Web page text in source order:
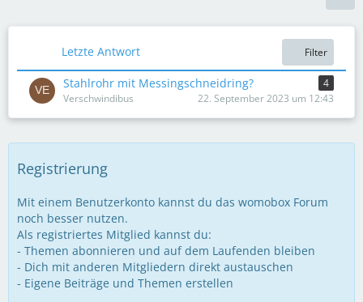
Letzte Antwort Filter
Stahlrohr mit Messingschneidring?
4
Verschwindibus
22. September 2023 um 12:43
Registrierung
Mit einem Benutzerkonto kannst du das womobox Forum
noch besser nutzen.
Als registriertes Mitglied kannst du:
- Themen abonnieren und auf dem Laufenden bleiben
- Dich mit anderen Mitgliedern direkt austauschen
- Eigene Beiträge und Themen erstellen